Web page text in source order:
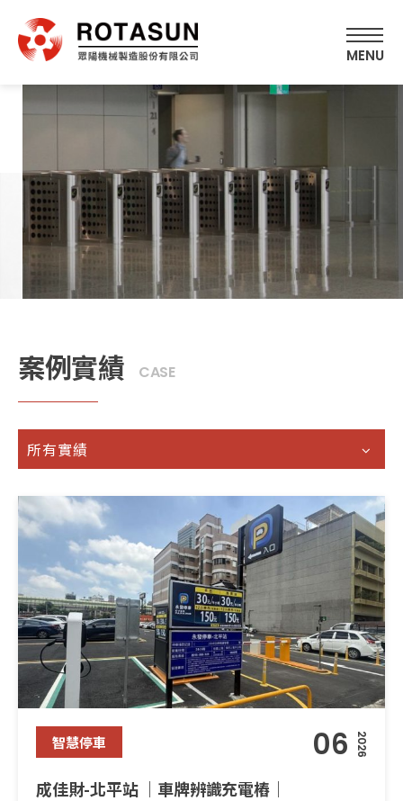
案例實績 CASE
所有實績
智慧停車 06 2026
成佳財-北平站 ｜車牌辨識充電樁｜